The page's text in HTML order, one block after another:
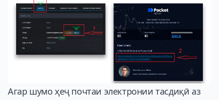
Агар шумо ҳеҷ почтаи электронии тасдиқӣ аз